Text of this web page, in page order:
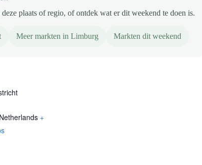
plaats of regio, of ontdek wat er dit weekend te doen is.
Meer markten in Limburg Markten dit weekend
Netherlands +